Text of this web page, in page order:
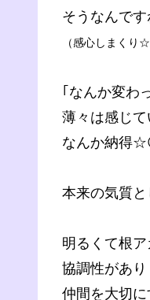
そうなんです
（感心しまくり☆
｢なんか変わ
薄々は感じ
なんか納得
本来の気質
明るくて根
協調性があり
仲間を大切